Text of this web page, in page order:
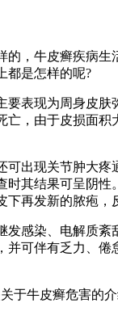
的，牛皮癣疾病
都是怎样的呢?
要表现为周身皮
，由于皮损面
可出现关节肿大
时其结果可呈阴
下再发新的脓疱
发感染、电解质
可伴有乏力、
于牛皮癣危害的